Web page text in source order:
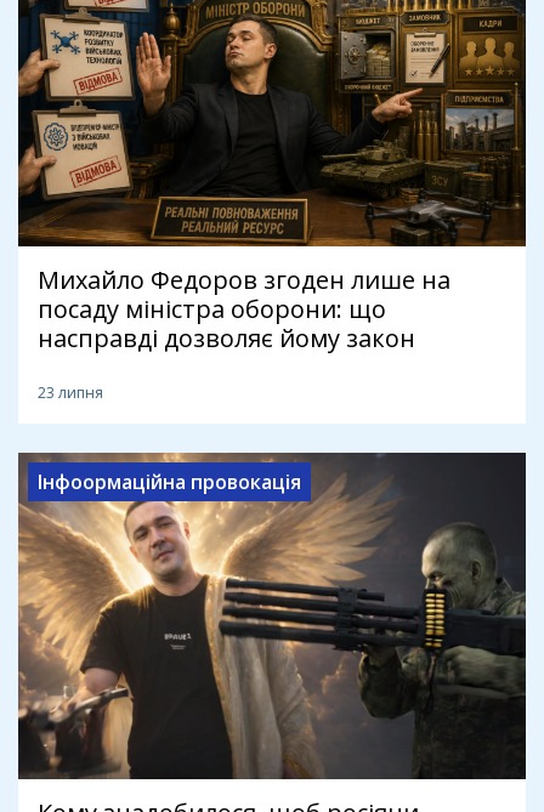
Михайло Федоров згоден лише на
посаду міністра оборони: що
насправді дозволяє йому закон
23 липня
Інфоормаційна провокація